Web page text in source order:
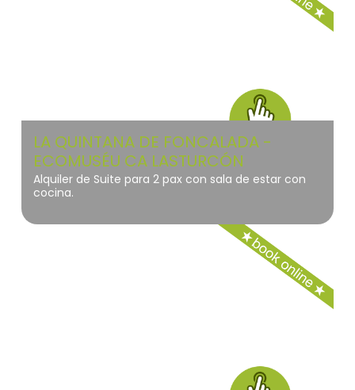
LA QUINTANA DE FONCALADA -
ECOMUSÉU CA LASTURCÓN
Alquiler de Suite para 2 pax con sala de estar con
cocina.